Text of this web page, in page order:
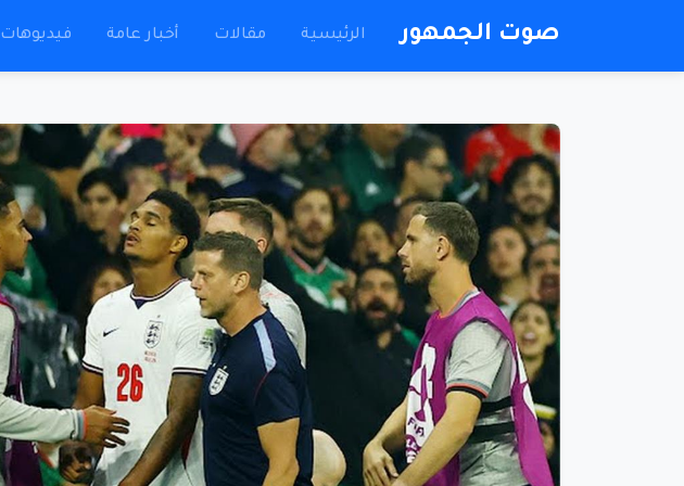
صوت الجمهور الرئيسية مقالات أخبار عامة فيديوهات